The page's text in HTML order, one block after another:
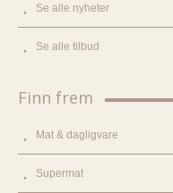
Se alle nyheter
Se alle tilbud
Finn frem
Mat & dagligvare
Supermat